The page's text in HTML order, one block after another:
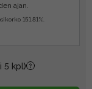
ajan.
151.81%.
5 kpl)